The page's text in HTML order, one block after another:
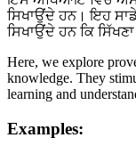
ਸਿਖਾਉਂਦੇ ਹਨ। ਇਹ
ਸਿਖਾਉਂਦੇ ਹਨ ਕਿ
Here, we explore
knowledge. They
learning and
Examples: